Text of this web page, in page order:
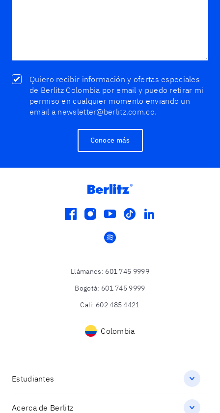
Quiero recibir información y ofertas especiales
de Berlitz Colombia por email y puedo retirar mi
permiso en cualquier momento enviando un
email a newsletter@berlitz.com.co.
Conoce más
facebook
instagram
youtube
tiktoklinkedin
spotify
Llámanos: 601 745 9999
Bogotá: 601 745 9999
Cali: 602 485 4421
Colombia
Estudiantes
Acerca de Berlitz